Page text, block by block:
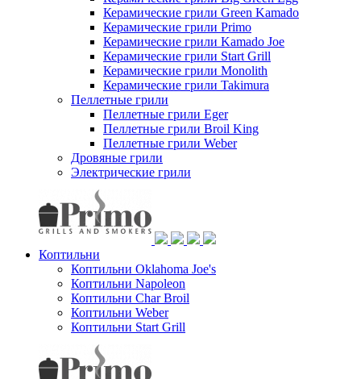
Керамические грили Green Kamado
Керамические грили Primo
Керамические грили Kamado Joe
Керамические грили Start Grill
Керамические грили Monolith
Керамические грили Takimura
Пеллетные грили
Пеллетные грили Eger
Пеллетные грили Broil King
Пеллетные грили Weber
Дровяные грили
Электрические грили
Коптильни
Коптильни Oklahoma Joe's
Коптильни Napoleon
Коптильни Char Broil
Коптильни Weber
Коптильни Start Grill